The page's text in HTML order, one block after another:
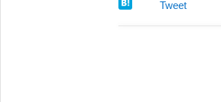
武器に新たなステ
Tweet